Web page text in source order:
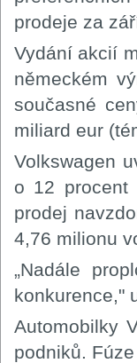
prodeje za
Vydání akcií
německém
současné
miliard eur
Volkswagen
o 12 procent
prodej
4,76 milionu
„Nadále
konkurence,"
Automobilky
podniků.